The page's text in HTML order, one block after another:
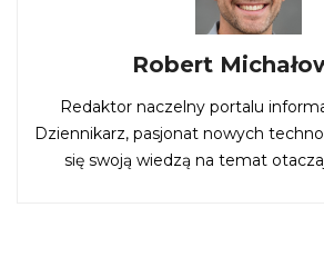
Robert
Redaktor naczelny portalu
Dziennikarz, pasjonat nowych
się swoją wiedzą na temat